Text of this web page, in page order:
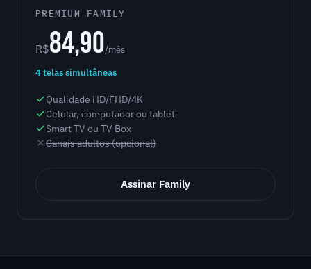
PREMIUM FAMILY
R$84,90/mês
4 telas simultâneas
Qualidade HD/FHD/4K
Celular, computador ou tablet
Smart TV ou TV Box
Canais adultos (opcional)
Assinar Family